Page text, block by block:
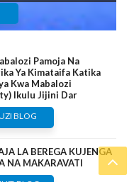
Pamoja Na
Ya Kimataifa Katika
Kwa Mabalozi
Ikulu Jijini Dar
BLOG
LA BEREGA KUJENGA
NA MAKARAVATI